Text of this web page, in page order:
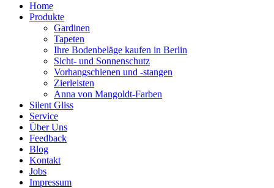
Home
Produkte
Gardinen
Tapeten
Ihre Bodenbeläge kaufen in Berlin
Sicht- und Sonnenschutz
Vorhangschienen und -stangen
Zierleisten
Anna von Mangoldt-Farben
Silent Gliss
Service
Über Uns
Feedback
Blog
Kontakt
Jobs
Impressum